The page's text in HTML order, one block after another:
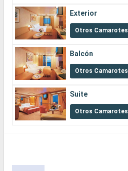
Exterior
Otros Camarotes
Balcón
Otros Camarotes
Suite
Otros Camarotes